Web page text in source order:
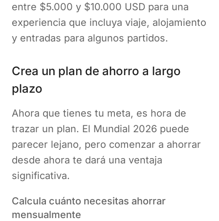
entre $5.000 y $10.000 USD para una
experiencia que incluya viaje, alojamiento
y entradas para algunos partidos.
Crea un plan de ahorro a largo
plazo
Ahora que tienes tu meta, es hora de
trazar un plan. El Mundial 2026 puede
parecer lejano, pero comenzar a ahorrar
desde ahora te dará una ventaja
significativa.
Calcula cuánto necesitas ahorrar
mensualmente